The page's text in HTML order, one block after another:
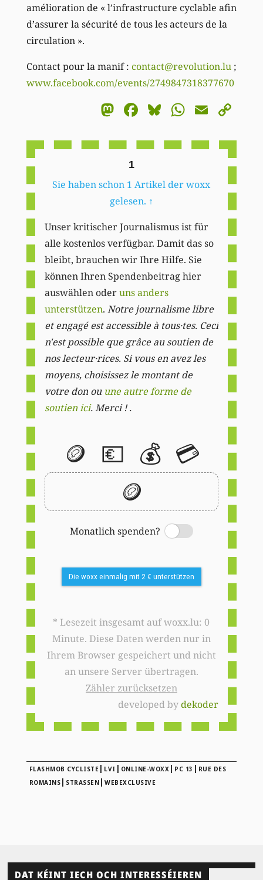
amélioration de « l’infrastructure cyclable afin
d’assurer la sécurité de tous les acteurs de la
circulation ».
Contact pour la manif : contact@revolution.lu;
www.facebook.com/events/2749847318377670
Mastodon
Facebook
BlueskyEmail
1
Sie haben schon 1 Artikel der woxx
gelesen. ↑
Unser kritischer Journalismus ist für
alle kostenlos verfügbar. Damit das so
bleibt, brauchen wir Ihre Hilfe. Sie
können Ihren Spendenbeitrag hier
auswählen oderuns anders
unterstützen. Notre journalisme libre
et engagé est accessible à tous·tes. Ceci
n'est possible que grâce au soutien de
nos lecteur·rices. Si vous en avez les
moyens, choisissez le montant de
votre don ou une autre forme de
soutien ici. Merci ! .
🪙 💶 💰 💳
🪙
Monatlich spenden?
Switch
Die woxx einmalig mit 2 € unterstützen
* Lesezeit insgesamt auf woxx.lu: 0
Minute. Diese Daten werden nur in
Ihrem Browser gespeichert und nicht
an unsere Server übertragen.
Zähler zurücksetzen
developed bydekoder
FLASHMOB CYCLISTE | LVI | ONLINE-WOXX | PC 13 | RUE DES
ROMAINS | STRASSEN |WEBEXCLUSIVE
DAT KÉINT IECH OCH INTERESSÉIEREN